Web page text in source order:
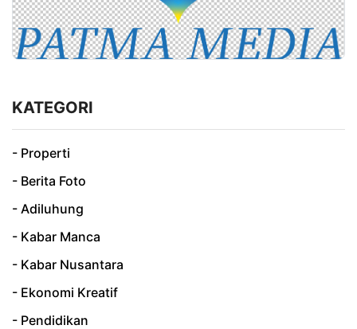
KATEGORI
- Properti
- Berita Foto
- Adiluhung
- Kabar Manca
- Kabar Nusantara
- Ekonomi Kreatif
- Pendidikan